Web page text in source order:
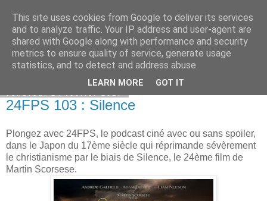
Bepod
24FPS 103 : Silence
Plongez avec 24FPS, le podcast ciné avec ou sans spoiler,
dans le Japon du 17ème siècle qui réprimande sévèrement
le christianisme par le biais de Silence, le 24ème film de
Martin Scorsese.
This site uses cookies from Google to deliver its services
and to analyze traffic. Your IP address and user-agent are
shared with Google along with performance and security
metrics to ensure quality of service, generate usage
statistics, and to detect and address abuse.
LEARN MORE GOT IT